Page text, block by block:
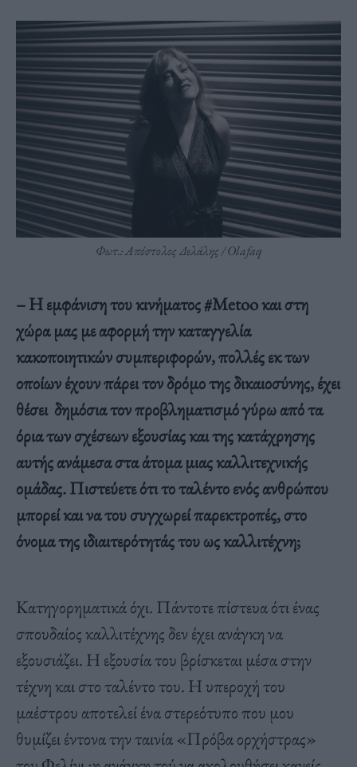
Φωτ.: Απόστολος Δελάλης / Olafaq
– Η εμφάνιση του κινήματος #Metoo και στη
χώρα μας με αφορμή την καταγγελία
κακοποιητικών συμπεριφορών, πολλές εκ των
οποίων έχουν πάρει τον δρόμο της δικαιοσύνης, έχει
θέσει δημόσια τον προβληματισμό γύρω από τα
όρια των σχέσεων εξουσίας και της κατάχρησης
αυτής ανάμεσα στα άτομα μιας καλλιτεχνικής
ομάδας. Πιστεύετε ότι το ταλέντο ενός ανθρώπου
μπορεί και να του συγχωρεί παρεκτροπές, στο
όνομα της ιδιαιτερότητάς του ως καλλιτέχνη;
Κατηγορηματικά όχι. Πάντοτε πίστευα ότι ένας
σπουδαίος καλλιτέχνης δεν έχει ανάγκη να
εξουσιάζει. Η εξουσία του βρίσκεται μέσα στην
τέχνη και στο ταλέντο του. Η υπεροχή του
μαέστρου αποτελεί ένα στερεότυπο που μου
θυμίζει έντονα την ταινία «Πρόβα ορχήστρας»